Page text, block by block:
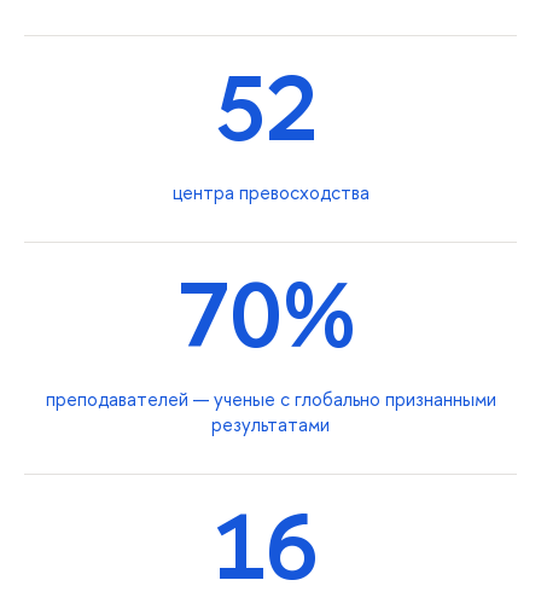
52
центра превосходства
70%
преподавателей — ученые с глобально признанными
результатами
16